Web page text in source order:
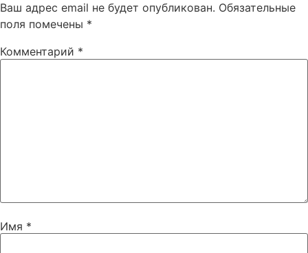
Ваш адрес email не будет опубликован. Обязательные
поля помечены *
Комментарий *
Имя *